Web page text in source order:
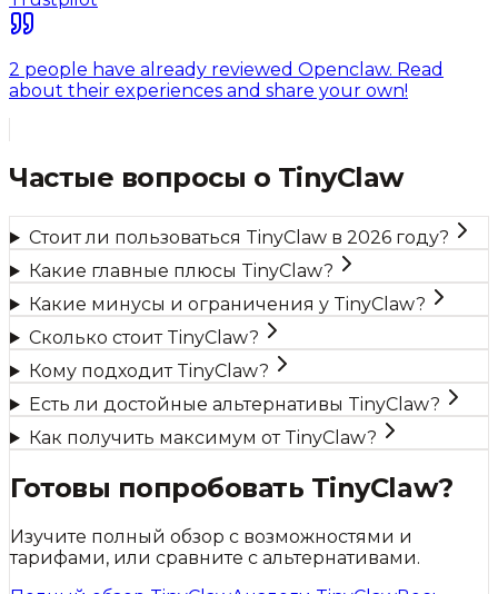
2 people have already reviewed Openclaw. Read
about their experiences and share your own!
Частые вопросы о TinyClaw
Стоит ли пользоваться TinyClaw в 2026 году?
Какие главные плюсы TinyClaw?
Какие минусы и ограничения у TinyClaw?
Сколько стоит TinyClaw?
Кому подходит TinyClaw?
Есть ли достойные альтернативы TinyClaw?
Как получить максимум от TinyClaw?
Готовы попробовать TinyClaw?
Изучите полный обзор с возможностями и
тарифами, или сравните с альтернативами.